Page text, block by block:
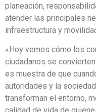
planeación,
atender las principales
infraestructura y
«Hoy vemos cómo los
ciudadanos se
es muestra de que
autoridades y la
transforman el entorno,